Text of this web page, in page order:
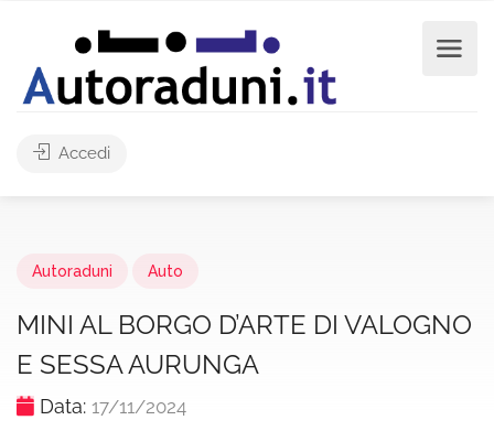
Accedi
Autoraduni Auto
MINI AL BORGO D’ARTE DI VALOGNO
E SESSA AURUNGA
Data: 17/11/2024